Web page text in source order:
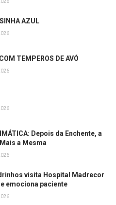
AZUL
TEMPEROS DE AVÓ
Depois da Enchente, a
a Mesma
visita Hospital Madrecor
emociona paciente